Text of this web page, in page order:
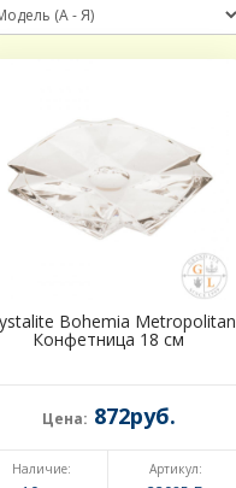
Bohemia Metropolitan
Конфетница 18 см
Цена: 872руб.
Наличие: Артикул: